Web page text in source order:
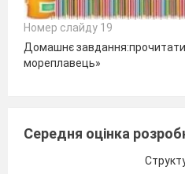
Номер слайду 19
Домашнє
мореплавець»
Середня оцінка